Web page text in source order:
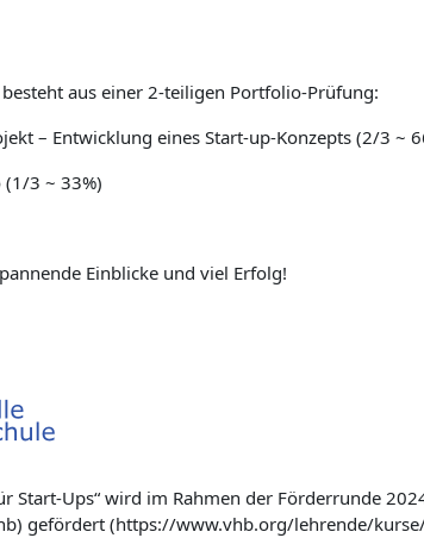
aus einer 2-teiligen Portfolio-Prüfung:
– Entwicklung eines Start-up-Konzepts (2/3 ~
(1/3 ~ 33%)
Einblicke und viel Erfolg!
Start-Ups“ wird im Rahmen der Förderrunde
gefördert (https://www.vhb.org/lehrende/